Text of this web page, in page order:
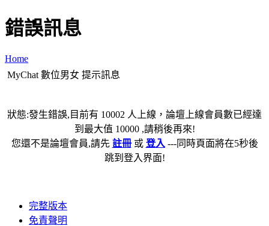
錯誤訊息
Home
MyChat 數位男女 提示訊息
狀態:發生錯誤,目前有 10002 人上線，論壇上線會員數已經達
到最大值 10000 ,請稍後再來!
您還不是論壇會員,請先 註冊或 登入 ---同時頁面將在5秒後
跳到登入界面!
完整版本
免責聲明